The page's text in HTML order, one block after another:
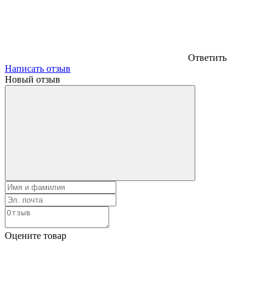
Ответить
Написать отзыв
Новый отзыв
Оцените товар